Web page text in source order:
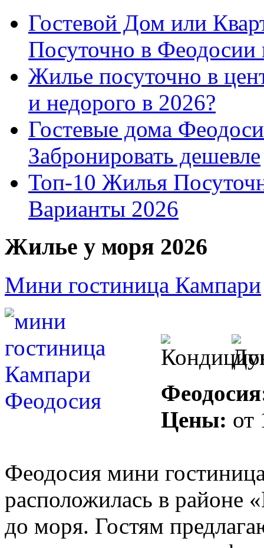
Гостевой Дом или
Посуточно в Феодосии
Жилье посуточно в
и недорого в 2026?
Гостевые дома
Забронировать дешевле
Топ-10 Жилья
Варианты 2026
Жилье у моря 2026
Мини гостиница Кампари
Цены: от
Феодосия мини
расположилась в районе
до моря. Гостям